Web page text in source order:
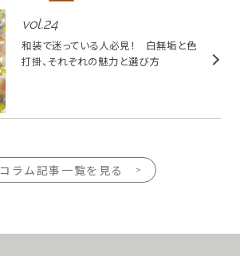
vol.24
和装で迷っている人必見！ 白無垢と色
打掛、それぞれの魅力と選び方
コラム記事一覧を見る